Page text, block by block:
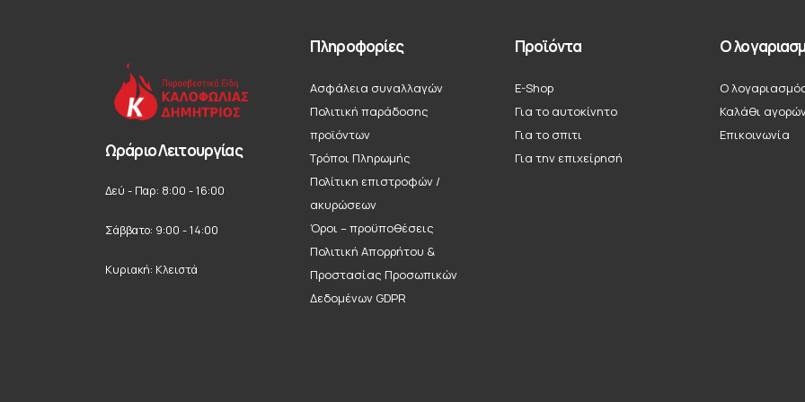
Ωράριο Λειτουργίας
Δεύ - Παρ: 8:00 - 16:00
Σάββατο: 9:00 - 14:00
Κυριακή: Κλειστά
Πληροφορίες
Ασφάλεια συναλλαγών
Πολιτική παράδοσης
προϊόντων
Τρόποι Πληρωμής
Πολίτικη επιστροφών /
ακυρώσεων
Όροι – προϋποθέσεις
Πολιτική Απορρήτου &
Προστασίας Προσωπικών
Δεδομένων GDPR
Προϊόντα
E-Shop
Για το αυτοκίνητο
Για το σπιτι
Για την επιχείρησή
Ο
Ο
Καλάθι
Επικοινωνία